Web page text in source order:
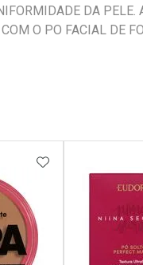
DA PELE.
O PO FACIAL DE
ADICIONAR